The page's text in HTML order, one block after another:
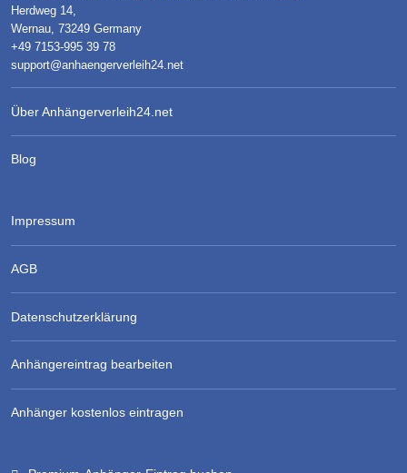
Herdweg 14,
Wernau, 73249 Germany
+49 7153-995 39 78
support@anhaengerverleih24.net
Über Anhängerverleih24.net
Blog
Impressum
AGB
Datenschutzerklärung
Anhängereintrag bearbeiten
Anhänger kostenlos eintragen